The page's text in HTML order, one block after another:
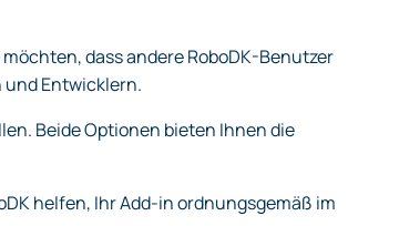
dass andere RoboDK-Benutzer
Entwicklern.
Beide Optionen bieten Ihnen die
helfen, Ihr Add-in ordnungsgemäß im